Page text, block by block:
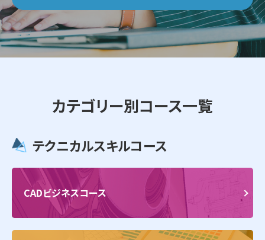
カテゴリー別コース一覧
テクニカルスキルコース
CADビジネスコース